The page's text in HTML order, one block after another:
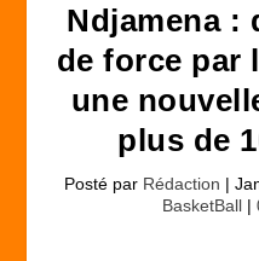
Ndjamena :
de force par
une
plus de
Posté par Rédaction |
BasketBall |